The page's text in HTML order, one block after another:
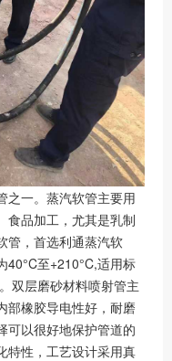
一。蒸汽软管主要用
食品加工，尤其是乳制
管，首选利通蒸汽软
40°C至+210°C,适用标
双层磨砂材料喷射管主
部橡胶导电性好，耐磨
可以很好地保护管道的
特性，工艺设计采用真